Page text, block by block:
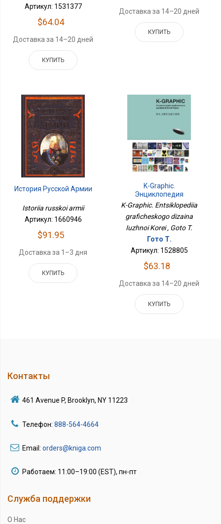
Артикул: 1531377
$64.04
Доставка за 14–20 дней
КУПИТЬ
Доставка за 14–20 дней
КУПИТЬ
История Русской Армии
Istoriia russkoi armii
Артикул: 1660946
$91.95
Доставка за 1–3 дня
КУПИТЬ
K-Graphic.
Энциклопедия
Графического Дизайна
Южной Кореи
K-Graphic. Entsiklopediia
graficheskogo dizaina
Iuzhnoi Korei , Goto T.
Гото Т.
Артикул: 1528805
$63.18
Доставка за 14–20 дней
КУПИТЬ
Контакты
461 Avenue P, Brooklyn, NY 11223
Телефон: 888-564-4664
Email: orders@kniga.com
Работаем: 11:00–19:00 (EST), пн-пт
Служба поддержки
О Нас